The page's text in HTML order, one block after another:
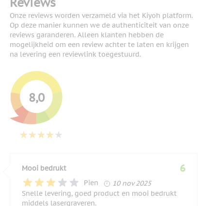
Onze reviews worden verzameld via het Kiyoh platform.
Op deze manier kunnen we de authenticiteit van onze
reviews garanderen. Alleen klanten hebben de
mogelijkheid om een review achter te laten en krijgen
na levering een reviewlink toegestuurd.
8,0
Mooi bedrukt
Pien
10 november 2025
10 nov 2025
6
Snelle levering, goed product en mooi bedrukt
middels lasergraveren.